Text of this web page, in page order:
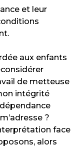
et leur
aux enfants
de metteuse
intégrité
?
face
alors